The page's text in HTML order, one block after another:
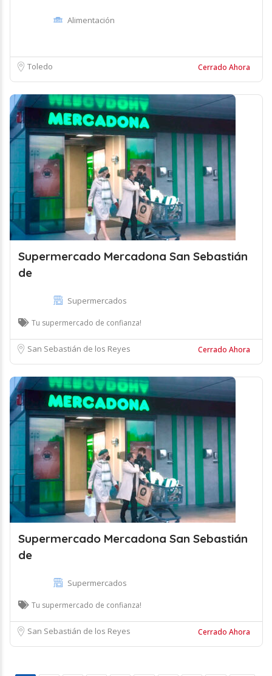
Alimentación
Toledo Cerrado Ahora
Supermercado Mercadona San Sebastián
de
Supermercados
Tu supermercado de confianza!
San Sebastián de los Reyes Cerrado Ahora
Supermercado Mercadona San Sebastián
de
Supermercados
Tu supermercado de confianza!
San Sebastián de los Reyes Cerrado Ahora